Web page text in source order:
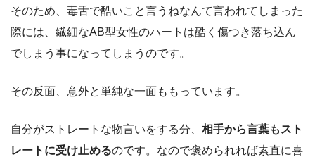
そのため、毒舌で酷いこと言うねなんて言われてしまった
際には、繊細なAB型女性のハートは酷く傷つき落ち込ん
でしまう事になってしまうのです。
その反面、意外と単純な一面ももっています。
自分がストレートな物言いをする分、 相手から言葉もスト
レートに受け止めるのです。なので褒められれば素直に喜